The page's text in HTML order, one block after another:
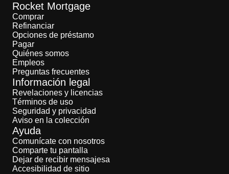
Rocket Mortgage
Comprar
Refinanciar
Opciones de préstamo
Pagar
Quiénes somos
Empleos
Preguntas frecuentes
Información legal
Revelaciones y licencias
Términos de uso
Seguridad y privacidad
Aviso en la colección
Ayuda
Comunícate con nosotros
Comparte tu pantalla
Dejar de recibir mensajesa
Accesibilidad de sitio